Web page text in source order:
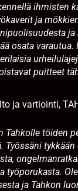
ihmisten
ja
ja
osata varautua.
puitteet
ja vartiointi,
Tahkolle töiden
Työssäni
työporukasta.
ja Tahkon